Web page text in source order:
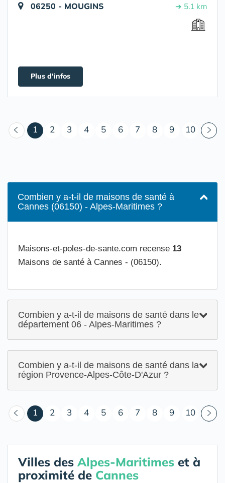
06250 - MOUGINS ➔ 5.1 km
Plus d'infos
1 (courant)
2 3 4 5 6 7 8 9 10
Combien y a-t-il de maisons de santé à
Cannes (06150) - Alpes-Maritimes ?
Maisons-et-poles-de-sante.com recense 13
Maisons de santé à Cannes - (06150).
Combien y a-t-il de maisons de santé dans le
département 06 - Alpes-Maritimes ?
Combien y a-t-il de maisons de santé dans la
région Provence-Alpes-Côte-D'Azur ?
1 (courant)
2 3 4 5 6 7 8 9 10
Villes des Alpes-Maritimes et à
proximité de Cannes